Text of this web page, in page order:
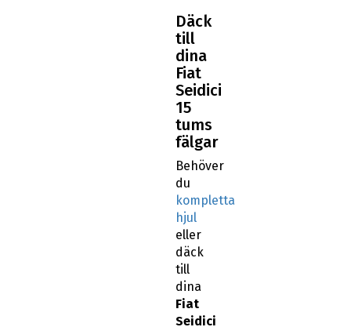
Däck
till
dina
Fiat
Seidici
15
tums
fälgar
Behöver
du
kompletta
hjul
eller
däck
till
dina
Fiat
Seidici